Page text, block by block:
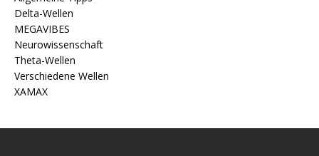
Delta-Wellen
MEGAVIBES
Neurowissenschaft
Theta-Wellen
Verschiedene Wellen
XAMAX